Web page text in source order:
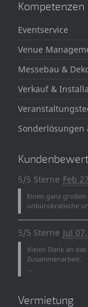
Kompetenzen
Eventservice
Venue
Messebau &
Verkauf &
Sonderlösungen
5/5 Sterne Feb
Einen ganz
unbürokratische
5/5 Sterne Jul
Vielen Dank an
Zusammenarbeit.
...
Vermietung